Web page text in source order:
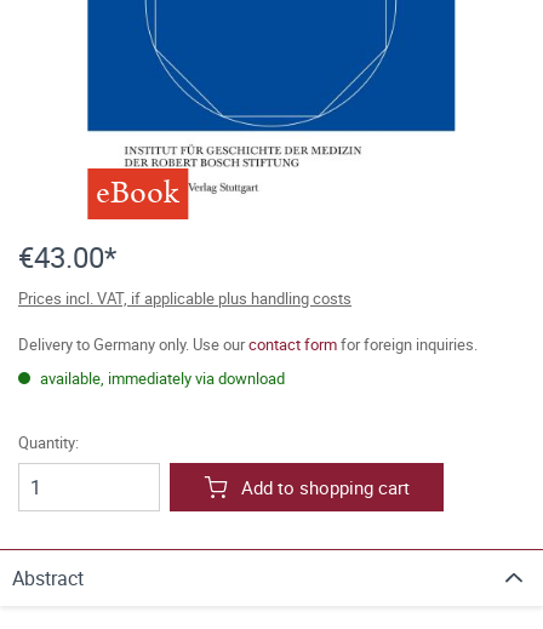
eBook
€43.00*
Prices incl. VAT, if applicable plus handling costs
Delivery to Germany only. Use ourcontact formfor foreign inquiries.
available, immediately via download
Quantity:
Add to shopping cart
Abstract